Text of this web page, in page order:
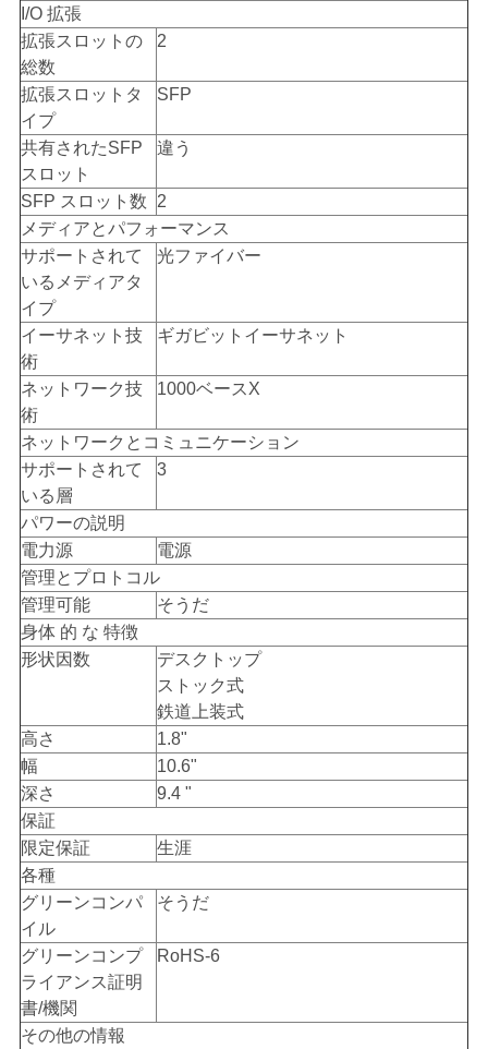
ポ
リ
シ
ー
I/O 拡張
拡張スロットの
総数
2
拡張スロットタ
イプ
SFP
共有されたSFP
スロット
違う
SFP スロット数
2
メディアとパフォーマンス
サポートされて
いるメディアタ
イプ
光ファイバー
イーサネット技
術
ギガビットイーサネット
ネットワーク技
術
1000ベースX
ネットワークとコミュニケーション
サポートされて
いる層
3
パワーの説明
電力源
電源
管理とプロトコル
管理可能
そうだ
身体 的 な 特徴
形状因数
デスクトップ
ストック式
鉄道上装式
高さ
1.8"
幅
10.6"
深さ
9.4 "
保証
限定保証
生涯
各種
グリーンコンパ
イル
そうだ
グリーンコンプ
ライアンス証明
書/機関
RoHS-6
その他の情報